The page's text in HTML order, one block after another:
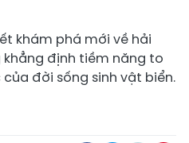
khám phá mới về hải
khẳng định tiềm năng to
đời sống sinh vật biển.